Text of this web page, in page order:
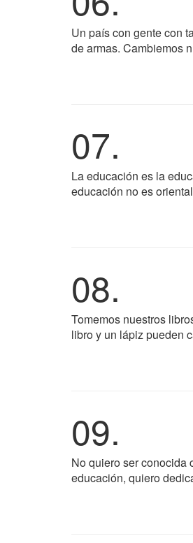
Un país con gente con
de armas. Cambiemos
07.
La educación es la
educación no es
08.
Tomemos nuestros
libro y un lápiz pueden
09.
No quiero ser conocida
educación, quiero